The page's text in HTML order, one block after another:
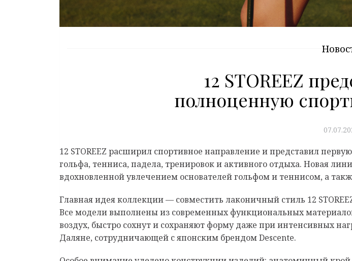
12 STOREEZ
полноценную
12 STOREEZ расширил спортивное направление и представил
гольфа, тенниса, падела, тренировок и активного отдыха. Новая
вдохновленной увлечением основателей гольфом и теннисом, а
Главная идея коллекции — совместить лаконичный стиль 12
Все модели выполнены из современных функциональных
воздух, быстро сохнут и сохраняют форму даже при интенсивных
Даляне, сотрудничающей с японским брендом Descente.